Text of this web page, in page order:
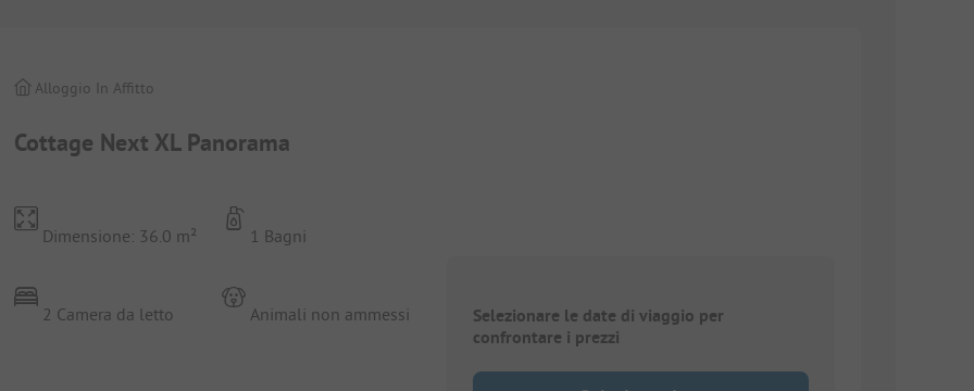
Cottage Next XL Panorama
Alloggio In Affitto
Dimensione: 36.0 m²
2 Camera da letto
1 Bagni
Animali non ammessi
Selezionare le date di viaggio per
confrontare i prezzi